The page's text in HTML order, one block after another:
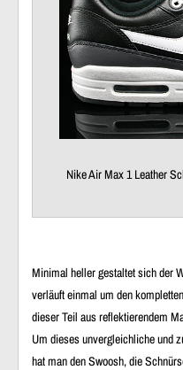
Nike Air Max 1 Leather
Minimal heller gestaltet sich der
verläuft einmal um den
dieser Teil aus reflektierendem
Um dieses unvergleichliche und
hat man den Swoosh, die